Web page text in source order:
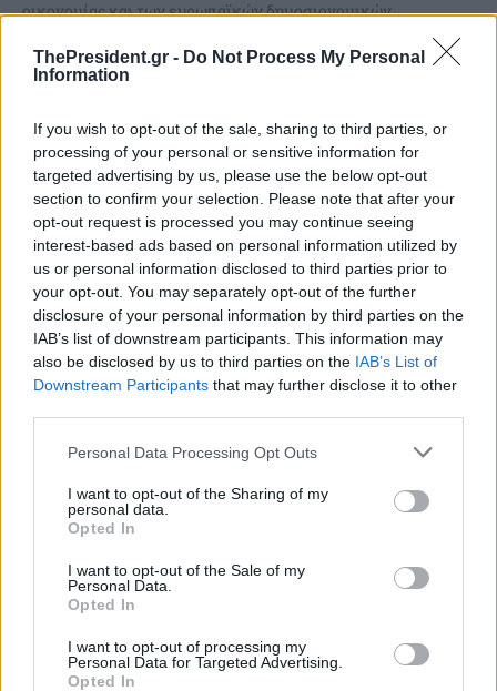
ThePresident.gr - Do Not Process My Personal
Information
If you wish to opt-out of the sale, sharing to third parties, or
processing of your personal or sensitive information for
targeted advertising by us, please use the below opt-out
section to confirm your selection. Please note that after your
opt-out request is processed you may continue seeing
interest-based ads based on personal information utilized by
us or personal information disclosed to third parties prior to
your opt-out. You may separately opt-out of the further
disclosure of your personal information by third parties on the
IAB’s list of downstream participants. This information may
also be disclosed by us to third parties on the IAB’s List of
Downstream Participants that may further disclose it to other
Personal Data Processing Opt Outs
I want to opt-out of the Sharing of my
personal data.
Opted In
I want to opt-out of the Sale of my
Personal Data.
Opted In
I want to opt-out of processing my
Personal Data for Targeted Advertising.
Opted In
οικονομίας και των ευρωπαϊκών δημοσιονομικών
κανόνων, βλέπουμε συνολικά το θέμα των καυσίμων. Θα
δώσουμε έμφαση στο ντίζελ,...
Βρετανία: Ο Μπέρναμ δεσμεύεται να επιβάλει
πλαφόν στην τιμή του εισιτηρίου λεωφορείου
μιας διαδρομής
Ο νέος πρωθυπουργός της Βρετανίας Άντι Μπέρναμ
δεσμεύτηκε σήμερα να μειώσει την τιμή του εισιτηρίου
λεωφορείου μιας διαδρομής μέχρι και κατά ένα τρίτο στο...